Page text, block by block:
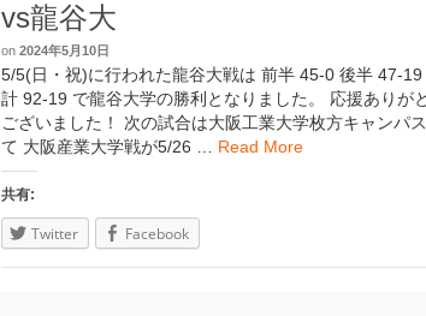
vs龍谷大
on 2024年5月10日
5/5(日・祝)に行われた龍谷大戦は 前半 45-0 後半 47-19
計 92-19 で龍谷大学の勝利となりました。 応援ありが
ございました！ 次の試合は大阪工業大学枚方キャンパ
て 大阪産業大学戦が5/26 … Read More
共有:
Twitter Facebook